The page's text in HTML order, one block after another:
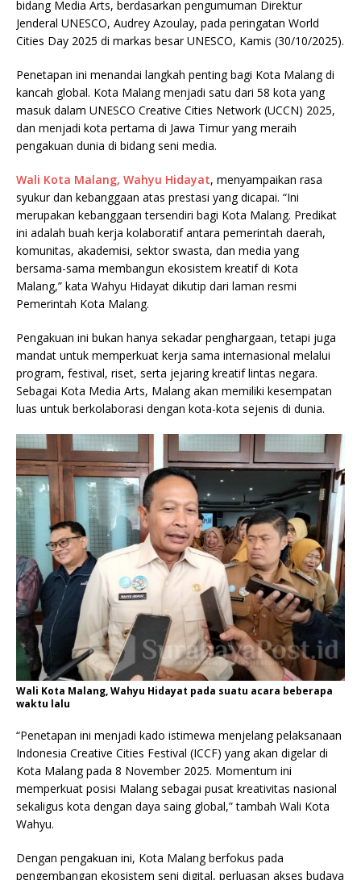
bidang Media Arts, berdasarkan pengumuman Direktur
Jenderal UNESCO, Audrey Azoulay, pada peringatan World
Cities Day 2025 di markas besar UNESCO, Kamis (30/10/2025).
Penetapan ini menandai langkah penting bagi Kota Malang di
kancah global. Kota Malang menjadi satu dari 58 kota yang
masuk dalam UNESCO Creative Cities Network (UCCN) 2025,
dan menjadi kota pertama di Jawa Timur yang meraih
pengakuan dunia di bidang seni media.
Wali Kota Malang, Wahyu Hidayat, menyampaikan rasa
syukur dan kebanggaan atas prestasi yang dicapai. “Ini
merupakan kebanggaan tersendiri bagi Kota Malang. Predikat
ini adalah buah kerja kolaboratif antara pemerintah daerah,
komunitas, akademisi, sektor swasta, dan media yang
bersama-sama membangun ekosistem kreatif di Kota
Malang,” kata Wahyu Hidayat dikutip dari laman resmi
Pemerintah Kota Malang.
Pengakuan ini bukan hanya sekadar penghargaan, tetapi juga
mandat untuk memperkuat kerja sama internasional melalui
program, festival, riset, serta jejaring kreatif lintas negara.
Sebagai Kota Media Arts, Malang akan memiliki kesempatan
luas untuk berkolaborasi dengan kota-kota sejenis di dunia.
Wali Kota Malang, Wahyu Hidayat pada suatu acara beberapa
waktu lalu
“Penetapan ini menjadi kado istimewa menjelang pelaksanaan
Indonesia Creative Cities Festival (ICCF) yang akan digelar di
Kota Malang pada 8 November 2025. Momentum ini
memperkuat posisi Malang sebagai pusat kreativitas nasional
sekaligus kota dengan daya saing global,” tambah Wali Kota
Wahyu.
Dengan pengakuan ini, Kota Malang berfokus pada
pengembangan ekosistem seni digital, perluasan akses budaya